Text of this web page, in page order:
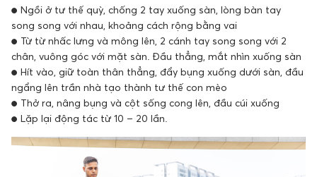
● Ngồi ở tư thế quỳ, chống 2 tay xuống sàn, lòng bàn tay
song song với nhau, khoảng cách rộng bằng vai
● Từ từ nhấc lưng và mông lên, 2 cánh tay song song với 2
chân, vuông góc với mặt sàn. Đầu thẳng, mắt nhìn xuống sàn
● Hít vào, giữ toàn thân thẳng, đẩy bụng xuống dưới sàn, đầu
ngẩng lên trần nhà tạo thành tư thế con mèo
● Thở ra, nâng bụng và cột sống cong lên, đầu cúi xuống
● Lặp lại động tác từ 10 – 20 lần.